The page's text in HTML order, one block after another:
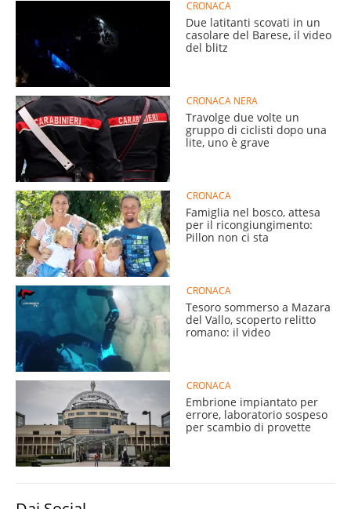
CRONACA
Due latitanti scovati in un
casolare del Barese, il video
del blitz
CRONACA NERA
Travolge due volte un
gruppo di ciclisti dopo una
lite, uno è grave
CRONACA
Famiglia nel bosco, attesa
per il ricongiungimento:
Pillon non ci sta
CRONACA
Tesoro sommerso a Mazara
del Vallo, scoperto relitto
romano: il video
CRONACA
Embrione impiantato per
errore, laboratorio sospeso
per scambio di provette